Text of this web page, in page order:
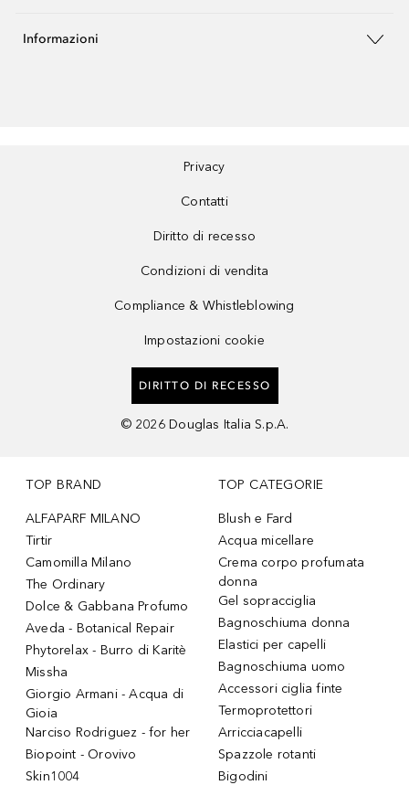
Informazioni
Privacy
Contatti
Diritto di recesso
Condizioni di vendita
Compliance & Whistleblowing
Impostazioni cookie
DIRITTO DI RECESSO
© 2026 Douglas Italia S.p.A.
TOP BRAND
ALFAPARF MILANO
Tirtir
Camomilla Milano
The Ordinary
Dolce & Gabbana Profumo
Aveda - Botanical Repair
Phytorelax - Burro di Karitè
Missha
Giorgio Armani - Acqua di
Gioia
Narciso Rodriguez - for her
Biopoint - Orovivo
Skin1004
TOP CATEGORIE
Blush e Fard
Acqua micellare
Crema corpo profumata
donna
Gel sopracciglia
Bagnoschiuma donna
Elastici per capelli
Bagnoschiuma uomo
Accessori ciglia finte
Termoprotettori
Arricciacapelli
Spazzole rotanti
Bigodini